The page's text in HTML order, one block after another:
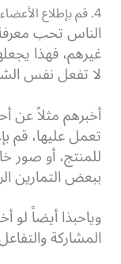
4. قم بإطلاع الأعضاء على أخبار ومعلومات حصرية لهم فقط
الناس تحب معرفة
غيرهم، فهذا
لا تفعل نفس
أخبرهم مثلاً عن
تعمل عليها، قم
للمنتج، أو صور
ببعض التمارين
وياحبذا أيضاً
المشاركة